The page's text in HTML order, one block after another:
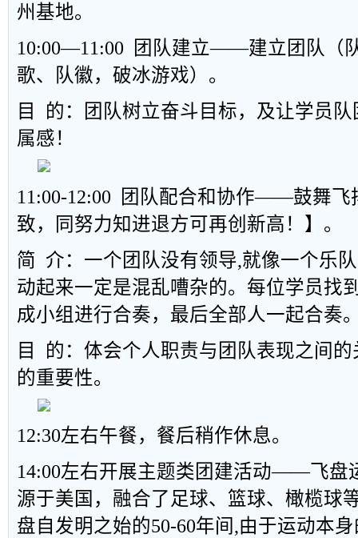
州基地。
10:00—11:00 团队建立——建立团队（
歌、队徽，破冰游戏）。
目 的：团队树立奋斗目标，及让学员
属感！
11:00-12:00 团队配合和协作——鼓舞飞
致，同努力知进退方可再创新高！】。
简 介：一个团队没有领导,就像一个乐
动起来一定是混乱嘈杂的。每位学员找
成小组进行合奏，最后全部人一起合奏
目 的：体会个人职责与团队表现之间
的重要性。
12:30左右午餐，餐后稍作休息。
14:00左右开展主题类团建活动——飞盘
源于美国，融合了足球、篮球、橄榄球
盘自发明之始的50-60年间,由于运动本